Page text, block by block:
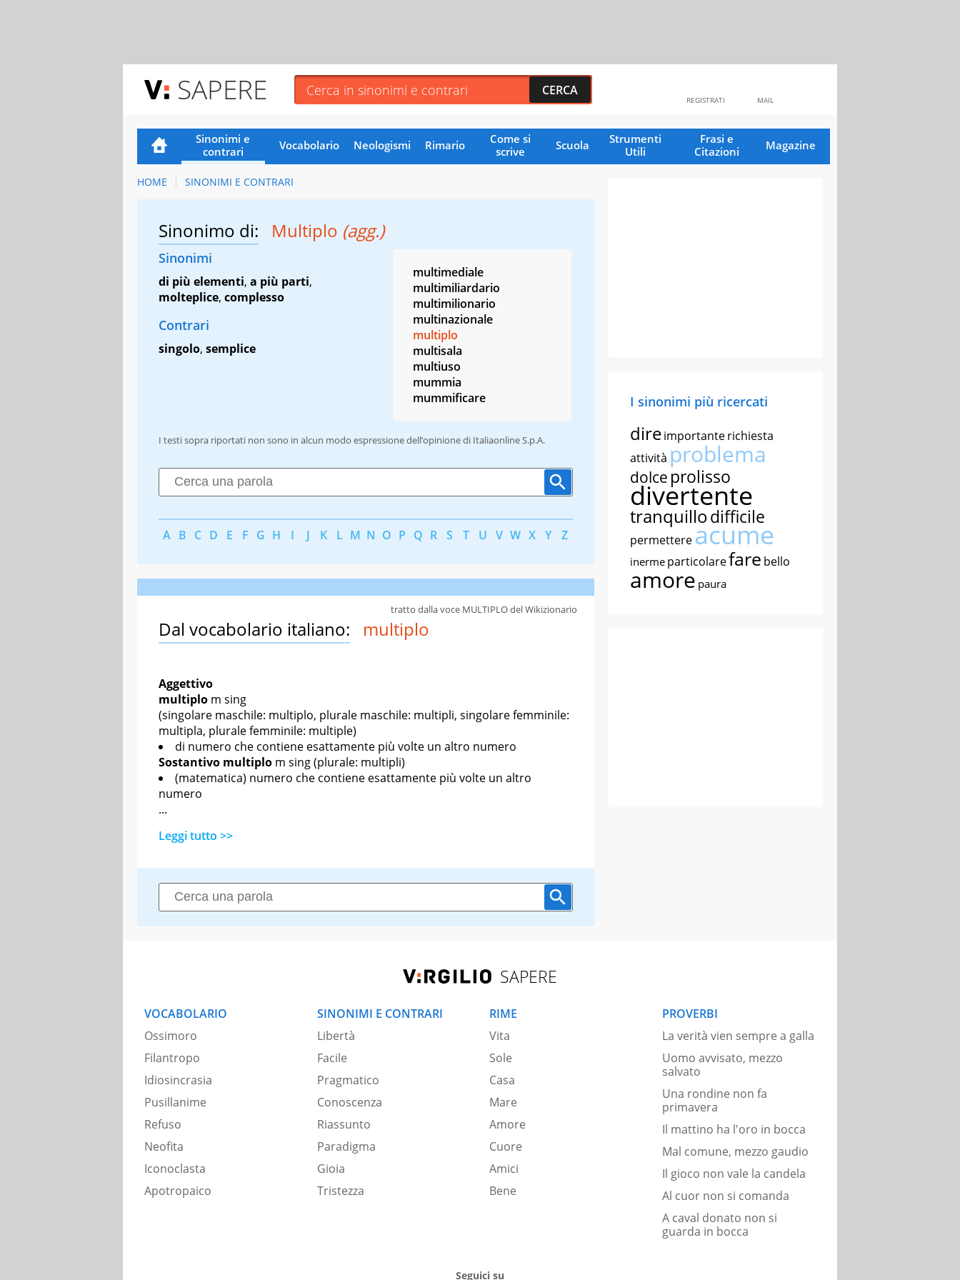
SAPERE MAIL
REGISTRATI
Sinonimi e
contrari
Vocabolario Neologismi Rimario
Come si
scrive
Scuola
Strumenti
Utili
Frasi e
Citazioni
Magazine
HOME SINONIMI E CONTRARI
Sinonimo di: Multiplo (agg.)
Sinonimi
di più elementi, a più parti,
molteplice, complesso
Contrari
singolo, semplice
multimediale
multimiliardario
multimilionario
multinazionale
multiplo
multisala
multiuso
mummia
mummificare
I testi sopra riportati non sono in alcun modo espressione dell’opinione di Italiaonline S.p.A.
A B C D E F G H I J K L M N O P Q R S T U V W X Y Z
Dal vocabolario italiano: multiplo
Aggettivo
multiplo m sing
(singolare maschile: multiplo, plurale maschile: multipli, singolare femminile:
multipla, plurale femminile: multiple)
di numero che contiene esattamente più volte un altro numero
Sostantivo multiplo m sing(plurale: multipli)
(matematica) numero che contiene esattamente più volte un altro
numero
...
Leggi tutto >>
tratto dalla voce MULTIPLO del Wikizionario
I sinonimi più ricercati
direimportanterichiesta
attività problema
dolce prolisso
divertente
tranquillodifficile
permettereacume
inerme particolarefare bello
amore paura
SAPERE
VOCABOLARIO
Ossimoro
Filantropo
Idiosincrasia
Pusillanime
Refuso
Neofita
Iconoclasta
Apotropaico
SINONIMI E CONTRARI
Libertà
Facile
Pragmatico
Conoscenza
Riassunto
Paradigma
Gioia
Tristezza
RIME
Vita
Sole
Casa
Mare
Amore
Cuore
Amici
Bene
PROVERBI
La verità vien sempre a galla
Uomo avvisato, mezzo
salvato
Una rondine non fa
primavera
Il mattino ha l'oro in bocca
Mal comune, mezzo gaudio
Il gioco non vale la candela
Al cuor non si comanda
A caval donato non si
guarda in bocca
Seguici su